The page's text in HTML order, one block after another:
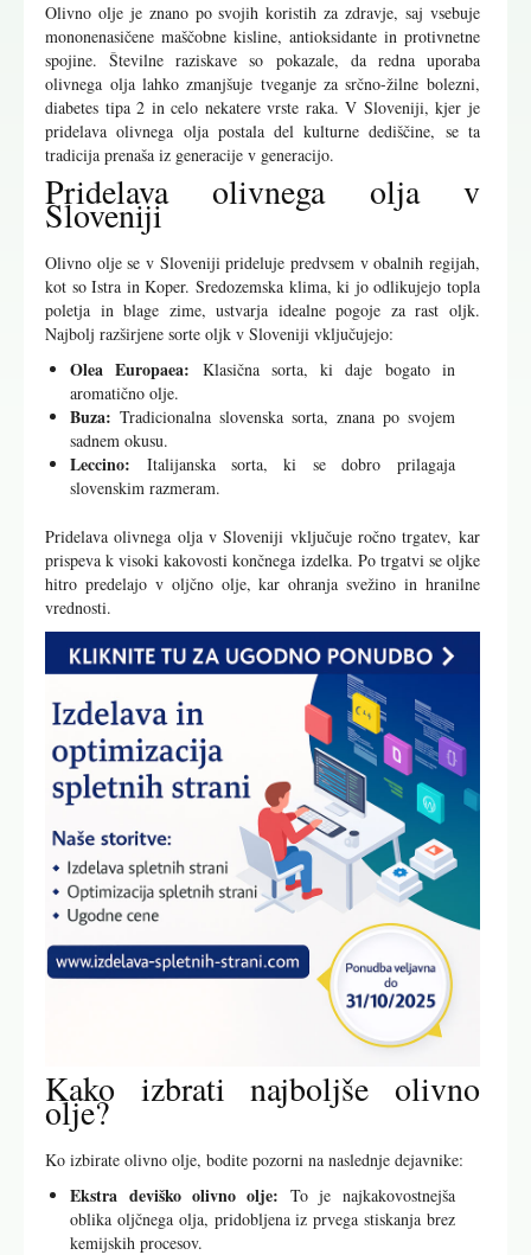
Olivno olje je znano po svojih koristih za zdravje, saj vsebuje
mononenasičene maščobne kisline, antioksidante in protivnetne
spojine. Številne raziskave so pokazale, da redna uporaba
olivnega olja lahko zmanjšuje tveganje za srčno-žilne bolezni,
diabetes tipa 2 in celo nekatere vrste raka. V Sloveniji, kjer je
pridelava olivnega olja postala del kulturne dediščine, se ta
tradicija prenaša iz generacije v generacijo.
Pridelava olivnega olja v
Sloveniji
Olivno olje se v Sloveniji prideluje predvsem v obalnih regijah,
kot so Istra in Koper. Sredozemska klima, ki jo odlikujejo topla
poletja in blage zime, ustvarja idealne pogoje za rast oljk.
Najbolj razširjene sorte oljk v Sloveniji vključujejo:
Olea Europaea: Klasična sorta, ki daje bogato in
aromatično olje.
Buza: Tradicionalna slovenska sorta, znana po svojem
sadnem okusu.
Leccino: Italijanska sorta, ki se dobro prilagaja
slovenskim razmeram.
Pridelava olivnega olja v Sloveniji vključuje ročno trgatev, kar
prispeva k visoki kakovosti končnega izdelka. Po trgatvi se oljke
hitro predelajo v oljčno olje, kar ohranja svežino in hranilne
vrednosti.
Kako izbrati najboljše olivno
olje?
Ko izbirate olivno olje, bodite pozorni na naslednje dejavnike:
Ekstra deviško olivno olje: To je najkakovostnejša
oblika oljčnega olja, pridobljena iz prvega stiskanja brez
kemijskih procesov.